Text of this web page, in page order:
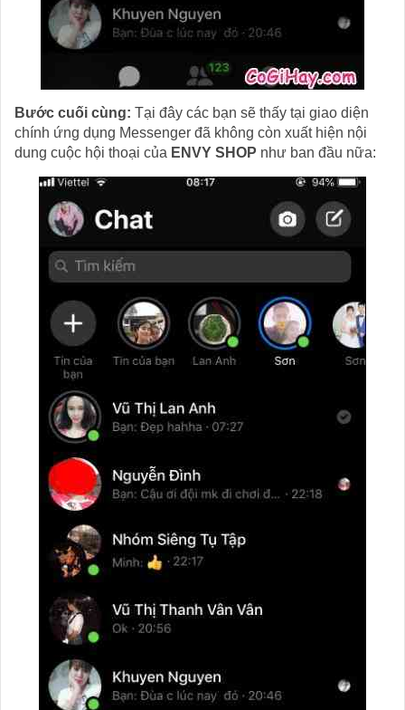
Bước cuối cùng: Tại đây các bạn sẽ thấy tại giao diện
chính ứng dụng Messenger đã không còn xuất hiện nội
dung cuộc hội thoại của ENVY SHOP như ban đầu nữa: